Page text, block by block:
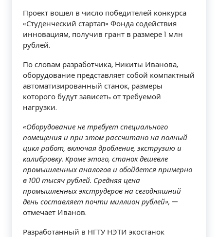
Проект вошел в число победителей конкурса
«Студенческий стартап» Фонда содействия
инновациям, получив грант в размере 1 млн
рублей.
По словам разработчика, Никиты Иванова,
оборудование представляет собой компактный
автоматизированный станок, размеры
которого будут зависеть от требуемой
нагрузки.
«Оборудование не требует специального
помещения и при этом рассчитано на полный
цикл работ, включая дробление, экструзию и
калибровку. Кроме этого, станок дешевле
промышленных аналогов и обойдется примерно
в 100 тысяч рублей. Средняя цена
промышленных экструдеров на сегодняшний
день составляет почти миллион рублей», —
отмечает Иванов.
Разработанный в НГТУ НЭТИ экостанок